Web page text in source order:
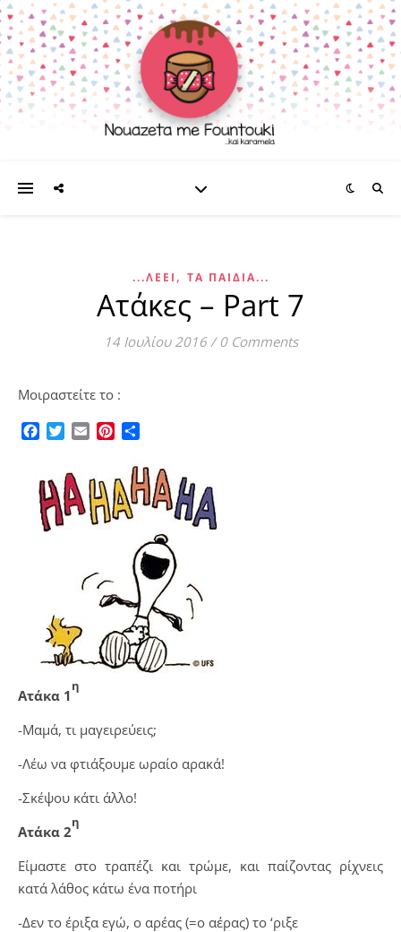
...ΛΈΕΙ , ΤΑ ΠΑΙΔΊΑ...
Ατάκες – Part 7
14 Ιουλίου 2016 / 0 Comments
Μοιραστείτε το :
Facebook
TwitterEmailPinterest
Ατάκα 1
η
-Μαμά, τι μαγειρεύεις;
-Λέω να φτιάξουμε ωραίο αρακά!
-Σκέψου κάτι άλλο!
Ατάκα 2
η
Είμαστε στο τραπέζι και τρώμε, και παίζοντας ρίχνεις
κατά λάθος κάτω ένα ποτήρι
-Δεν το έριξα εγώ, ο αρέας (=ο αέρας) το ‘ριξε